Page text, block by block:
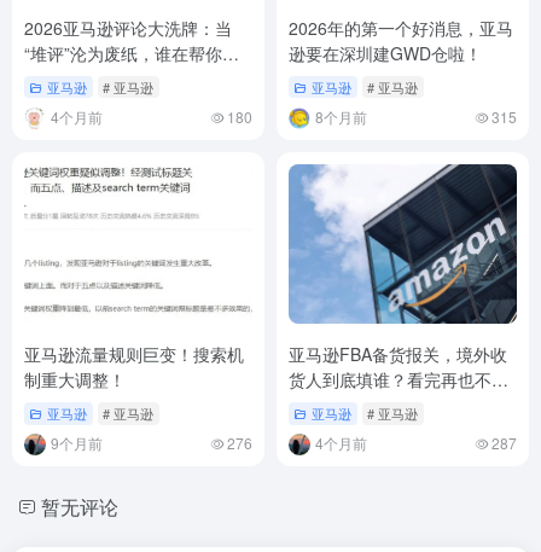
2026亚马逊评论大洗牌：当
“堆评”沦为废纸，谁在帮你护
航？亚马逊 # 亚马逊
4个月前 180
2026年的第一个好消息，亚马
逊要在深圳建GWD仓啦！
亚马逊 # 亚马逊
8个月前 315
亚马逊流量规则巨变！搜索机
制重大调整！
亚马逊 # 亚马逊
9个月前 276
亚马逊FBA备货报关，境外收
货人到底填谁？看完再也不踩
坑 亚马逊 # 亚马逊
4个月前 287
暂无评论